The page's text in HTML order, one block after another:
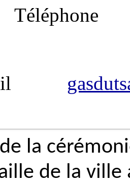
la
de la ville